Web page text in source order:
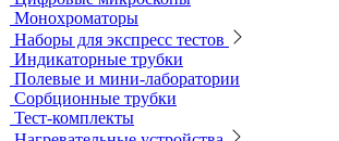
Микроскопы
Инвертируемые микроскопы
Комплектующие к микроскопам
Лабораторные микроскопы
Люминесцентные микроскопы
Металлографические микроскопы
Объективы для микроскопов